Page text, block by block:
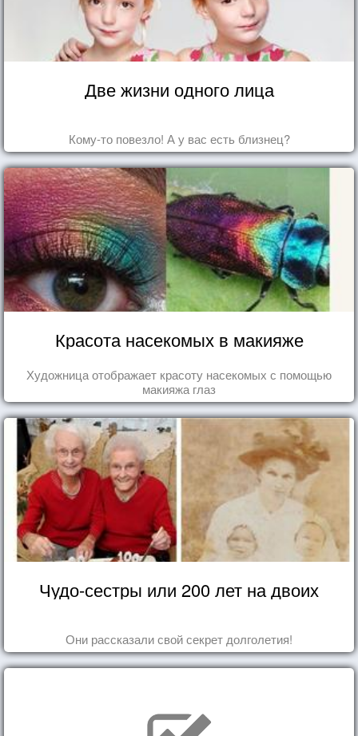
Две жизни одного лица
Кому-то повезло! А у вас есть близнец?
Красота насекомых в макияже
Художница отображает красоту насекомых с помощью
макияжа глаз
Чудо-сестры или 200 лет на двоих
Они рассказали свой секрет долголетия!